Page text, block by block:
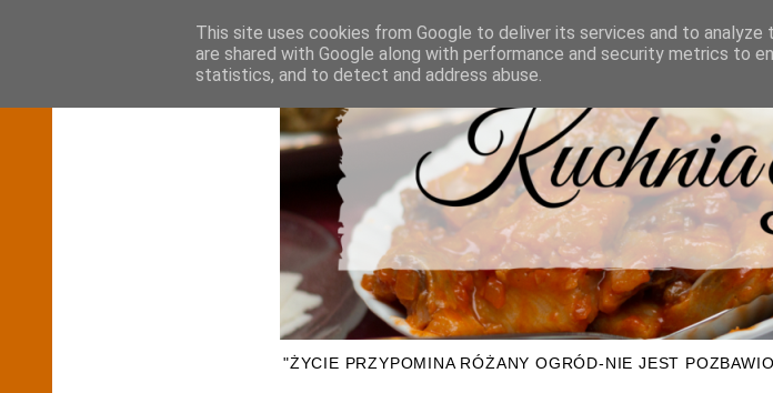
"ŻYCIE PRZYPOMINA RÓŻANY OGRÓD-NIE JEST
This site uses cookies from Google to deliver its services and to analyze
are shared with Google along with performance and security metrics to
statistics, and to detect and address abuse.